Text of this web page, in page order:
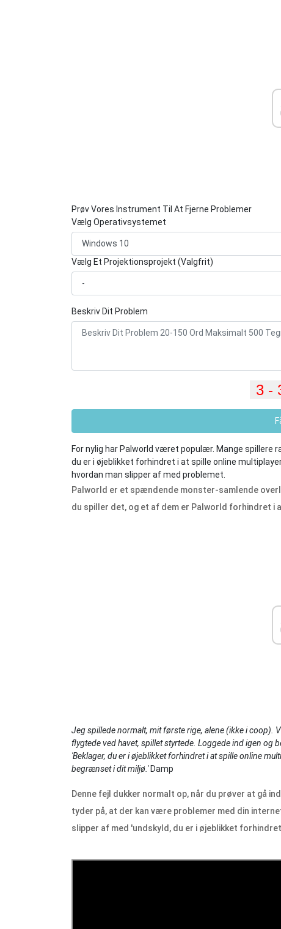
Prøv Vores Instrument Til At Fjerne Problemer
Vælg Operativsystemet
Vælg Et Projektionsprojekt (Valgfrit)
Beskriv Dit Problem
For nylig har Palworld været populær. Mange spillere
du er i øjeblikket forhindret i at spille online
hvordan man slipper af med problemet.
Palworld er et spændende monster-samlende
du spiller det, og et af dem er Palworld forhindret i
Jeg spillede normalt, mit første rige, alene (ikke i coop).
flygtede ved havet, spillet styrtede. Loggede ind igen og
'Beklager, du er i øjeblikket forhindret i at spille online
begrænset i dit miljø.' Damp
Denne fejl dukker normalt op, når du prøver at gå
tyder på, at der kan være problemer med din
slipper af med 'undskyld, du er i øjeblikket